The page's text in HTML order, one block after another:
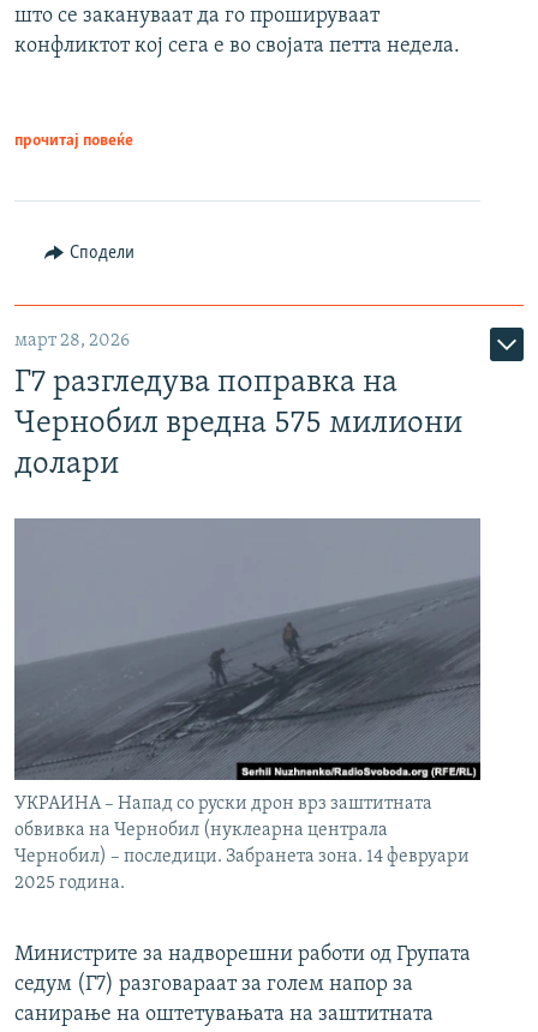
што се закануваат да го прошируваат
конфликтот кој сега е во својата петта недела.
прочитај повеќе
Сподели
март 28, 2026
Г7 разгледува поправка на
Чернобил вредна 575 милиони
долари
УКРАИНА – Напад со руски дрон врз заштитната
обвивка на Чернобил (нуклеарна централа
Чернобил) – последици. Забранета зона. 14 февруари
2025 година.
Министрите за надворешни работи од Групата
седум (Г7) разговараат за голем напор за
санирање на оштетувањата на заштитната